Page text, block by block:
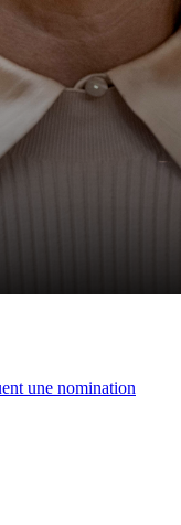
une nomination